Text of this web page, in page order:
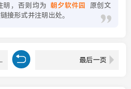
明，否则均为 朝夕软件园
原创文
接形式并注明出处。
破晓资源分配攻略 最后一页